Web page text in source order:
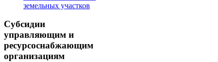
земельных участков
Субсидии
управляющим и
ресурсоснабжающим
организациям